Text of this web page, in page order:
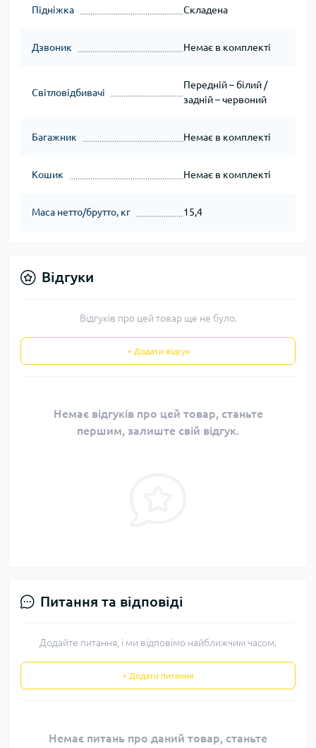
Підніжка Складена
Дзвоник Немає в комплекті
Світловідбивачі
Передній – білий /
задній – червоний
Багажник Немає в комплекті
Кошик Немає в комплекті
Маса нетто/брутто, кг 15,4
Відгуки
Відгуків про цей товар ще не було.
+ Додати відгук
Немає відгуків про цей товар, станьте
першим, залиште свій відгук.
Питання та відповіді
Додайте питання, і ми відповімо найближчим часом.
+ Додати питання
Немає питань про даний товар, станьте